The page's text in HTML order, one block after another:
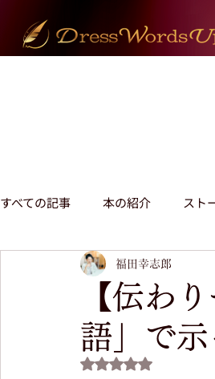
すべての記事 本の紹介 スト
伝え方のヒント 販売・育成
議論・交渉・反論 言語化の
【伝わ
語」で示
福田幸志郎
5つ星のうちNaNと